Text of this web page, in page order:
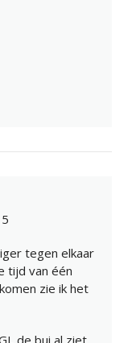
tegen elkaar
tijd van één
zie ik het
de bui al ziet